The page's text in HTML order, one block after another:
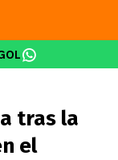
tras la
el